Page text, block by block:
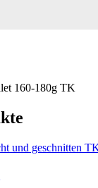
160-180g TK